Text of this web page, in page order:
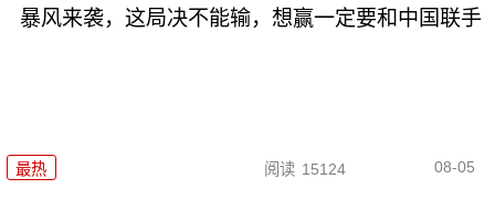
暴风来袭，这局决不能输，想赢一定要和中国联手
最热 阅读 15124 08-05